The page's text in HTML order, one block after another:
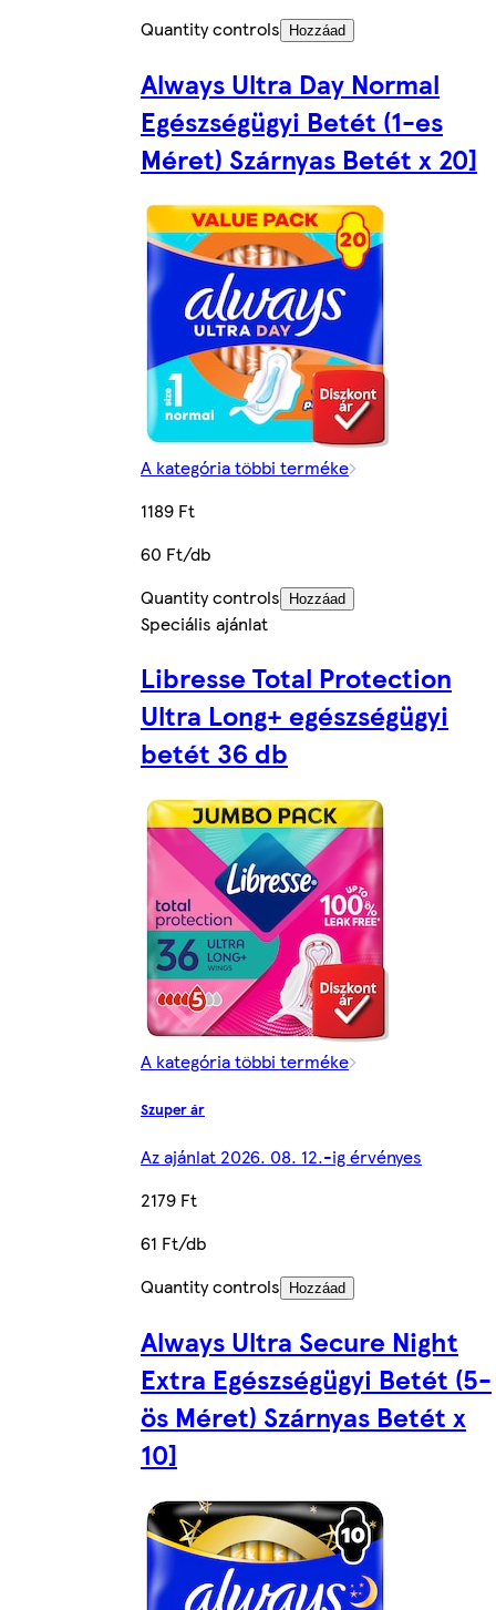
Quantity controls
Hozzáad
Always Ultra Day Normal
Egészségügyi Betét (1-es
Méret) Szárnyas Betét x 20]
A kategória többi terméke
1189 Ft
60 Ft/db
Quantity controls
Hozzáad
Speciális ajánlat
Libresse Total Protection
Ultra Long+ egészségügyi
betét 36 db
A kategória többi terméke
Szuper ár
Az ajánlat 2026. 08. 12.-ig érvényes
2179 Ft
61 Ft/db
Quantity controls
Hozzáad
Always Ultra Secure Night
Extra Egészségügyi Betét (5-
ös Méret) Szárnyas Betét x
10]